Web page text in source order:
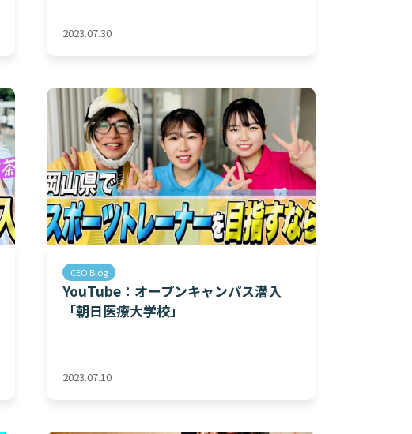
2023.07.30
CEO Blog
YouTube：オープンキャンパス潜入
「朝日医療大学校」
2023.07.10